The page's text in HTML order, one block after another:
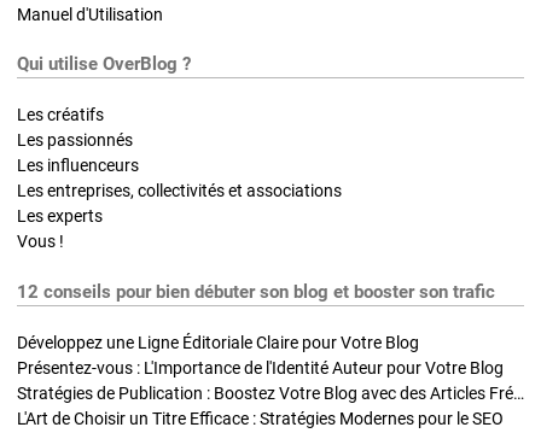
Manuel d'Utilisation
Qui utilise OverBlog ?
Les créatifs
Les passionnés
Les influenceurs
Les entreprises, collectivités et associations
Les experts
Vous !
12 conseils pour bien débuter son blog et booster son trafic
Développez une Ligne Éditoriale Claire pour Votre Blog
Présentez-vous : L'Importance de l'Identité Auteur pour Votre Blog
Stratégies de Publication : Boostez Votre Blog avec des Articles Fréquents et Exclusifs
L'Art de Choisir un Titre Efficace : Stratégies Modernes pour le SEO